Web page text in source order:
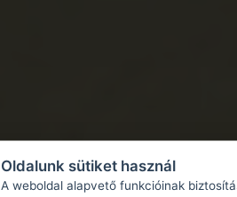
Oldalunk sütiket használ
A weboldal alapvető funkcióinak